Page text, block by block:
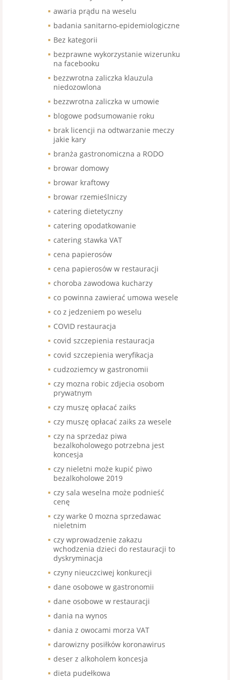
awaria prądu na weselu
badania sanitarno-epidemiologiczne
Bez kategorii
bezprawne wykorzystanie wizerunku
na facebooku
bezzwrotna zaliczka klauzula
niedozowlona
bezzwrotna zaliczka w umowie
blogowe podsumowanie roku
brak licencji na odtwarzanie meczy
jakie kary
branża gastronomiczna a RODO
browar domowy
browar kraftowy
browar rzemieślniczy
catering dietetyczny
catering opodatkowanie
catering stawka VAT
cena papierosów
cena papierosów w restauracji
choroba zawodowa kucharzy
co powinna zawierać umowa wesele
co z jedzeniem po weselu
COVID restauracja
covid szczepienia restauracja
covid szczepienia weryfikacja
cudzoziemcy w gastronomii
czy mozna robic zdjecia osobom
prywatnym
czy muszę opłacać zaiks
czy muszę opłacać zaiks za wesele
czy na sprzedaz piwa
bezalkoholowego potrzebna jest
koncesja
czy nieletni może kupić piwo
bezalkoholowe 2019
czy sala weselna może podnieść
cenę
czy warke 0 mozna sprzedawac
nieletnim
czy wprowadzenie zakazu
wchodzenia dzieci do restauracji to
dyskryminacja
czyny nieuczciwej konkurecji
dane osobowe w gastronomii
dane osobowe w restauracji
dania na wynos
dania z owocami morza VAT
darowizny posiłków koronawirus
deser z alkoholem koncesja
dieta pudełkowa